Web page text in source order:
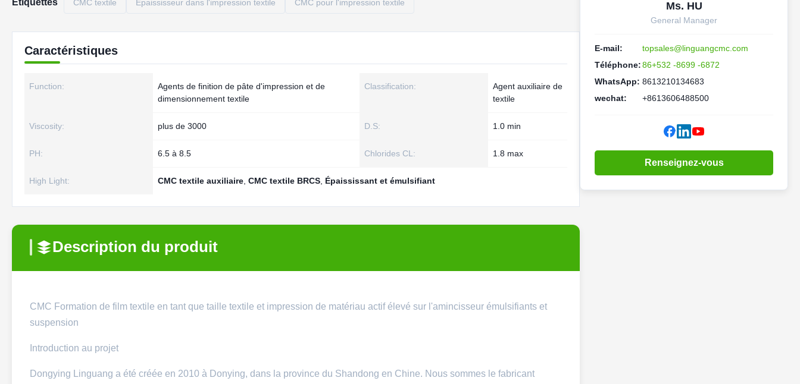
Étiquettes CMC textile Épaississeur dans l'impression textile CMC pour l'impression textile
Caractéristiques
Function:
Agents de finition de pâte d'impression et de
dimensionnement textile
Classification:
Agent auxiliaire de
textile
Viscosity: plus de 3000 D.S: 1.0 min
PH: 6.5 à 8.5 Chlorides CL: 1.8 max
High Light: CMC textile auxiliaire CMC textile BRCS Épaississant et émulsifiant
Description du produit
CMC Formation de film textile en tant que taille textile et impression de matériau actif élevé sur l'amincisseur émulsifiants et
suspension
Introduction au projet
Dongying Linguang a été créée en 2010 à Donying, dans la province du Shandong en Chine. Nous sommes le fabricant
Ms. HU
General Manager
E-mail:
topsales@linguangcmc.com
Téléphone:86+532 -8699 -6872
WhatsApp: 8613210134683
wechat:
+8613606488500
Renseignez-vous